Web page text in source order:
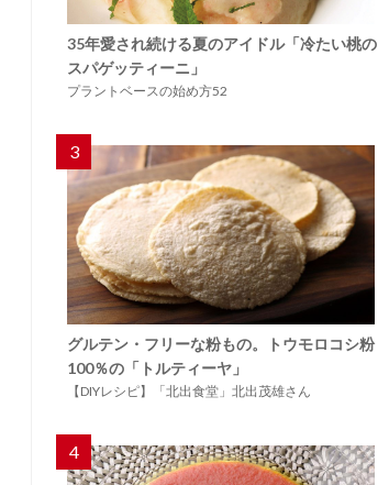
35年愛され続ける夏のアイドル「冷たい桃の
スパゲッティーニ」
プラントベースの始め方52
3
グルテン・フリーな粉もの。トウモロコシ粉
100％の「トルティーヤ」
【DIYレシピ】「北出食堂」北出茂雄さん
4